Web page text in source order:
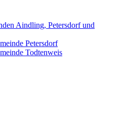
Aindling, Petersdorf und
Petersdorf
Todtenweis